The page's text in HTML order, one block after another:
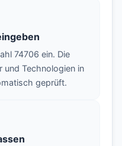
74706 ein. Die
und Technologien in
geprüft.